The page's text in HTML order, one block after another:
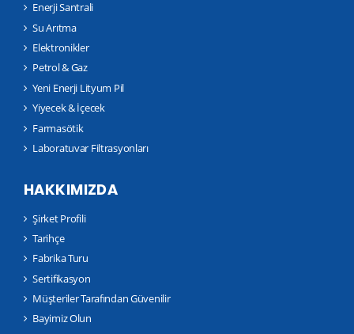
Enerji Santrali
Su Arıtma
Elektronikler
Petrol & Gaz
Yeni Enerji Lityum Pil
Yiyecek & İçecek
Farmasötik
Laboratuvar Filtrasyonları
HAKKIMIZDA
Şirket Profili
Tarihçe
Fabrika Turu
Sertifikasyon
Müşteriler Tarafından Güvenilir
Bayimiz Olun